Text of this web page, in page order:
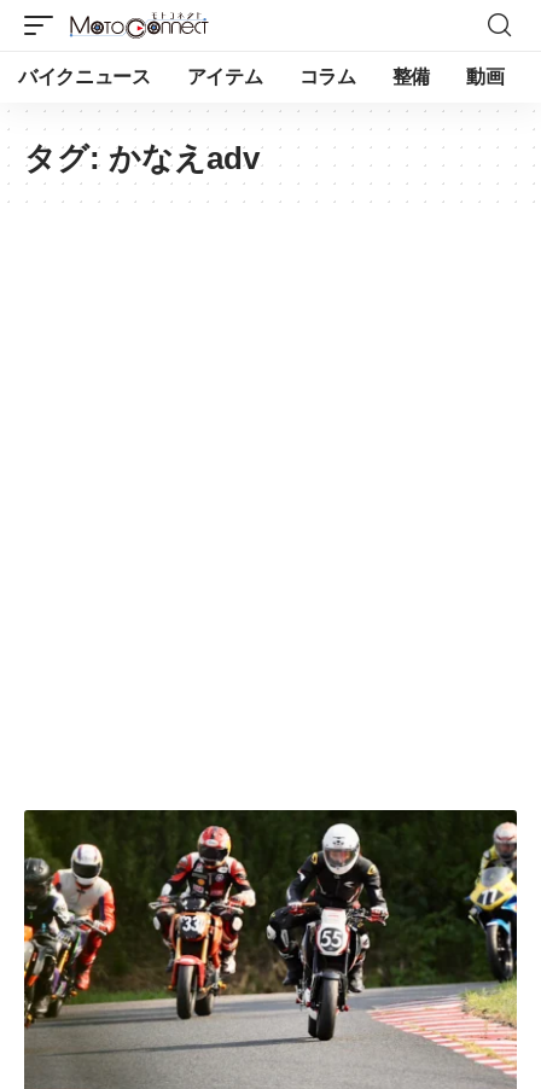
バイクニュース アイテム コラム 整備 動画
タグ: かなえadv